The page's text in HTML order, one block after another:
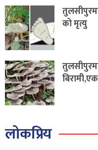
को मृत्यु
लोकप्रिय